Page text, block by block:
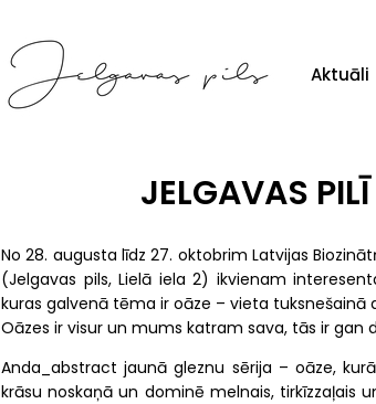
Aktuāli
JELGAVAS
No 28. augusta līdz 27. oktobrim Latvijas
(Jelgavas pils, Lielā iela 2) ikvienam
kuras galvenā tēma ir oāze – vieta
Oāzes ir visur un mums katram sava, tās ir gan
Anda_abstract jaunā gleznu sērija – oāze,
krāsu noskaņā un dominē melnais, tirkīzzaļais